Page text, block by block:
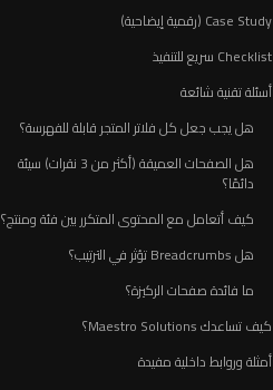
Case Study (رقمية إيضاحية)
Checklist سريع للتنفيذ
أسئلة تقنية شائعة
هل يجب جعل كل فلاتر المتجر قابلة للفهرسة؟
هل الصفحات العميقة (أكثر من 3 نقرات) سيئة
دائمًا؟
كيف أتعامل مع المحتوى المتكرر بين فئة ومنتج؟
هل Breadcrumbs تؤثر في الترتيب؟
ما فائدة صفحات الركيزة؟
كيف تساعدك Maestro Solutions؟
أمثلة وروابط داخلية مفيدة